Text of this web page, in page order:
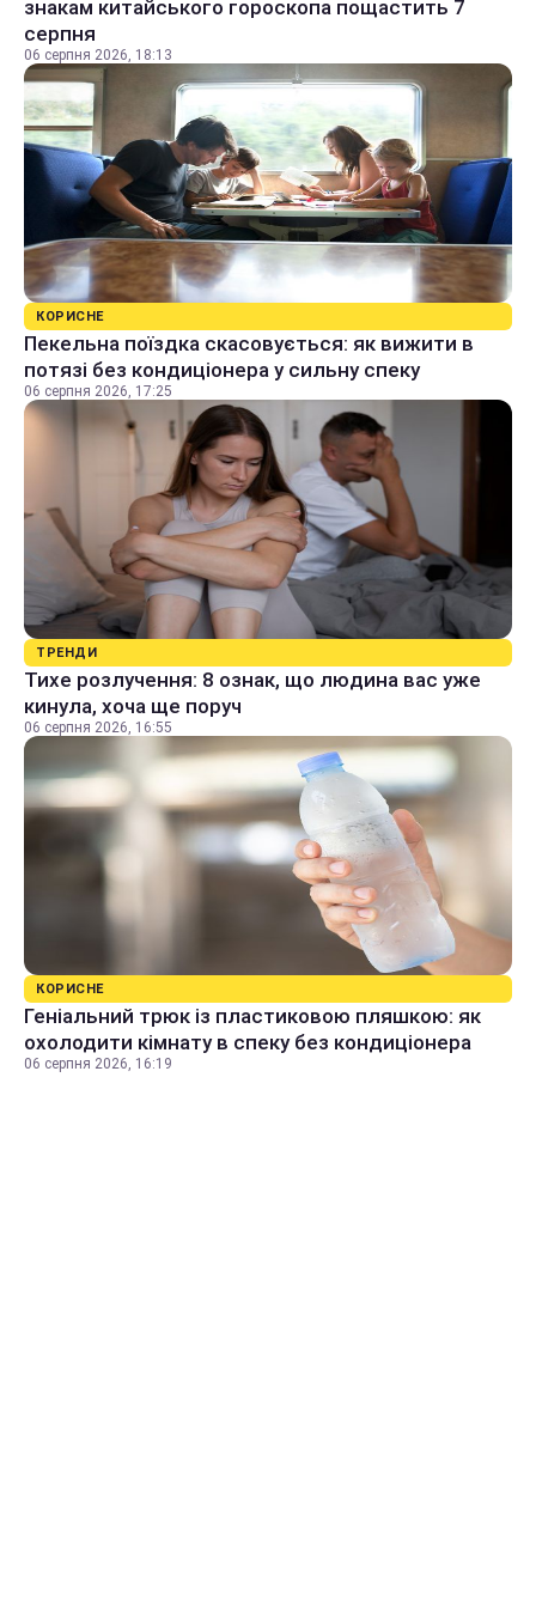
знакам китайського гороскопа пощастить 7
серпня
06 серпня 2026, 18:13
КОРИСНЕ
Пекельна поїздка скасовується: як вижити в
потязі без кондиціонера у сильну спеку
06 серпня 2026, 17:25
ТРЕНДИ
Тихе розлучення: 8 ознак, що людина вас уже
кинула, хоча ще поруч
06 серпня 2026, 16:55
КОРИСНЕ
Геніальний трюк із пластиковою пляшкою: як
охолодити кімнату в спеку без кондиціонера
06 серпня 2026, 16:19